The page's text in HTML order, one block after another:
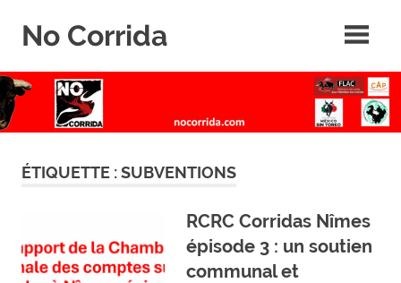
No Corrida
de
la
corrida
ÉTIQUETTE :SUBVENTIONS
RCRC Corridas Nîmes
épisode 3 : un soutien
communal et